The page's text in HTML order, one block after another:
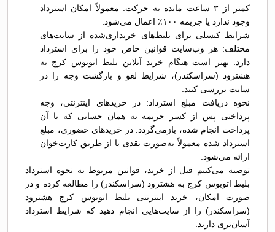
کمتر از ۳ ساعت مانده به حرکت: معمولاً امکان استرداد
وجود ندارد یا جریمه ۱۰۰٪ اعمال می‌شود.
شرایط کنسلی برای بلیط‌های خریداری‌شده از سایت‌های
مختلف: هر وب‌سایت قوانین خاص خود را برای استرداد
دارد. بهتر است هنگام خرید آنلاین بلیط اتوبوس کرج به
هشترود (سراسکندر)، شرایط لغو و بازگشت وجه را در
سایت بررسی کنید.
نحوه دریافت مبلغ استرداد: در خریدهای اینترنتی، وجه
پرداختی پس از کسر جریمه به همان حسابی که با آن
پرداخت انجام شده، بازمی‌گردد. در خریدهای حضوری، مبلغ
استرداد شده معمولاً به‌صورت نقدی یا از طریق کارت‌خوان
ارائه می‌شود.
توصیه می‌کنیم قبل از خرید، قوانین مربوط به نحوه استرداد
بلیط اتوبوس کرج به هشترود (سراسکندر) را مطالعه کرده و در
صورت امکان، خرید اینترنتی بلیط اتوبوس کرج هشترود
(سراسکندر) را از سایت‌هایی انجام دهید که شرایط استرداد
آسان‌تری دارند.